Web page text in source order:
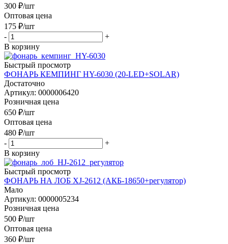
300 ₽/шт
Оптовая цена
175 ₽/шт
-
+
В корзину
Быстрый просмотр
ФОНАРЬ КЕМПИНГ HY-6030 (20-LED+SOLAR)
Достаточно
Артикул: 0000006420
Розничная цена
650 ₽/шт
Оптовая цена
480 ₽/шт
-
+
В корзину
Быстрый просмотр
ФОНАРЬ НА ЛОБ XJ-2612 (АКБ-18650+регулятор)
Мало
Артикул: 0000005234
Розничная цена
500 ₽/шт
Оптовая цена
360 ₽/шт